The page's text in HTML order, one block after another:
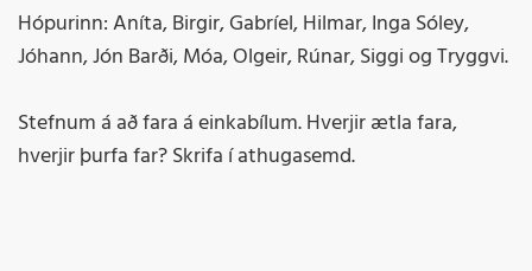
Hópurinn: Aníta, Birgir, Gabríel, Hilmar, Inga Sóley,
Jóhann, Jón Barði, Móa, Olgeir, Rúnar, Siggi og Tryggvi.
Stefnum á að fara á einkabílum. Hverjir ætla fara,
hverjir þurfa far? Skrifa í athugasemd.